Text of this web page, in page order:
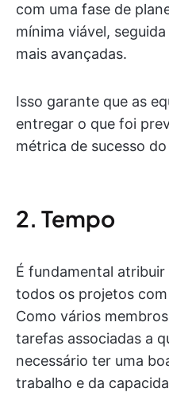
com uma fase de
mínima viável,
mais avançadas.
Isso garante que as
entregar o que foi
métrica de sucesso
2. Tempo
É fundamental
todos os projetos
Como vários
tarefas associadas a
necessário ter uma
trabalho e da